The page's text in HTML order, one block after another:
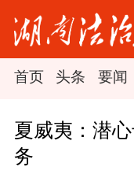
首页 头条 要闻
夏威夷：潜
务